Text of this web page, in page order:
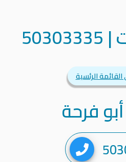
|
50303335
القائمة الرئسية
فرحة